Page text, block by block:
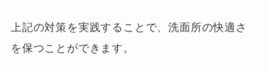
上記の対策を実践することで、洗面所の快適さ
を保つことができます。